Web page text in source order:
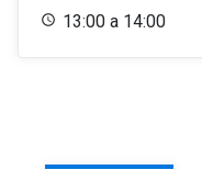
13:00 a 14:00